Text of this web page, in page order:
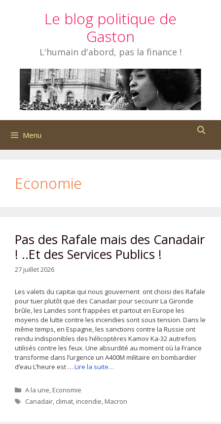
Le blog politique de
Gaston
L'humain d'abord, pas la finance !
Menu
Economie
Pas des Rafale mais des Canadair
! ..Et des Services Publics !
27 juillet 2026
Les valets du capitai qui nous gouvernent ont choisi des Rafale
pour tuer plutôt que des Canadair pour secourir La Gironde
brûle, les Landes sont frappées et partout en Europe les
moyens de lutte contre les incendies sont sous tension. Dans le
même temps, en Espagne, les sanctions contre la Russie ont
rendu indisponibles des hélicoptères Kamov Ka-32 autrefois
utilisés contre les feux. Une absurdité au moment où la France
transforme dans l’urgence un A400M militaire en bombardier
d’eau L’heure est … Lire la suite…
Catégories
A la une,Economie
Étiquettes
Canadair, climat,incendie,Macron